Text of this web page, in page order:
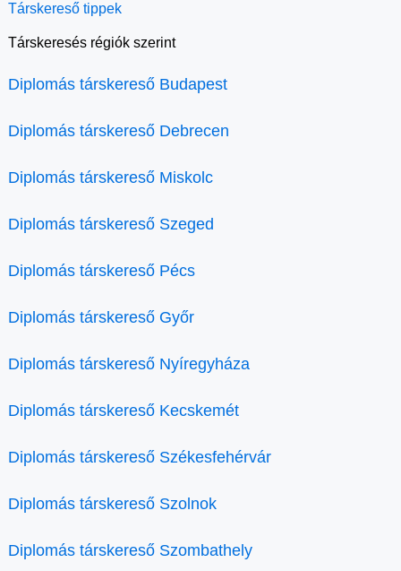
Társkereső tippek
Társkeresés régiók szerint
Diplomás társkereső Budapest
Diplomás társkereső Debrecen
Diplomás társkereső Miskolc
Diplomás társkereső Szeged
Diplomás társkereső Pécs
Diplomás társkereső Győr
Diplomás társkereső Nyíregyháza
Diplomás társkereső Kecskemét
Diplomás társkereső Székesfehérvár
Diplomás társkereső Szolnok
Diplomás társkereső Szombathely